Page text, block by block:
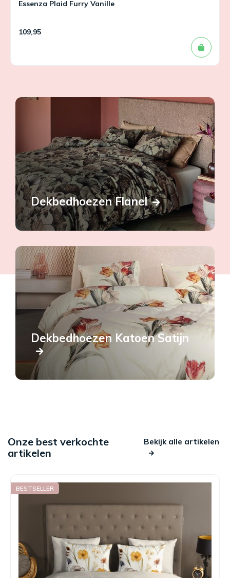
Essenza Plaid Furry Vanille
109,95
Dekbedhoezen Flanel
Dekbedhoezen Katoen Satijn
Onze best verkochte
artikelen
Bekijk alle artikelen
BESTSELLER